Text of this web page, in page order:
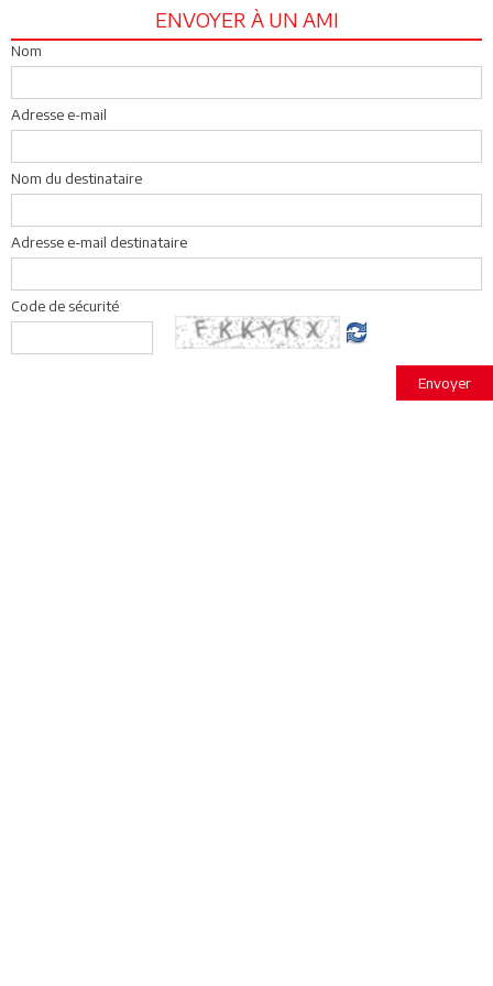
ENVOYER À UN AMI
Nom
Adresse e-mail
Nom du destinataire
Adresse e-mail destinataire
Code de sécurité
Envoyer